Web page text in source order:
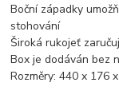
Boční západky
stohování
Široká rukojeť
Box je dodáván bez
Rozměry: 440 x 176